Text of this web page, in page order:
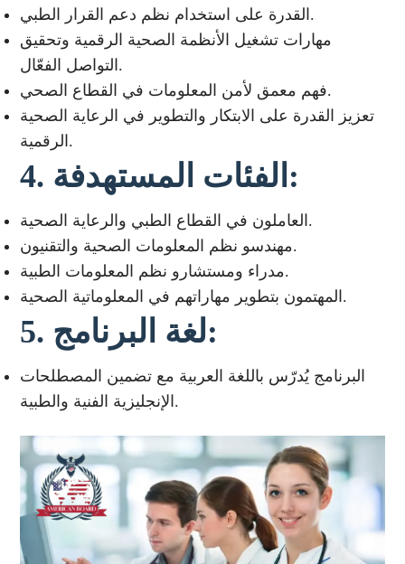
القدرة على استخدام نظم دعم القرار الطبي.
مهارات تشغيل الأنظمة الصحية الرقمية وتحقيق
التواصل الفعّال.
فهم معمق لأمن المعلومات في القطاع الصحي.
تعزيز القدرة على الابتكار والتطوير في الرعاية الصحية
الرقمية.
4. الفئات المستهدفة:
العاملون في القطاع الطبي والرعاية الصحية.
مهندسو نظم المعلومات الصحية والتقنيون.
مدراء ومستشارو نظم المعلومات الطبية.
المهتمون بتطوير مهاراتهم في المعلوماتية الصحية.
5. لغة البرنامج:
البرنامج يُدرّس باللغة العربية مع تضمين المصطلحات
الإنجليزية الفنية والطبية.